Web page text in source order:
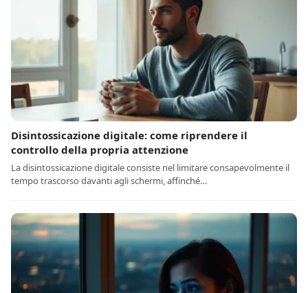
Disintossicazione digitale: come riprendere il
controllo della propria attenzione
La disintossicazione digitale consiste nel limitare consapevolmente il
tempo trascorso davanti agli schermi, affinché…